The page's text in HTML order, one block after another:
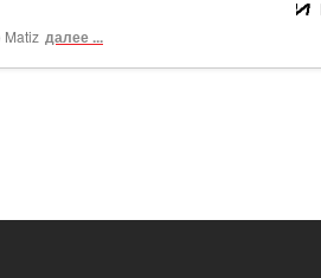
Matiz далее ...